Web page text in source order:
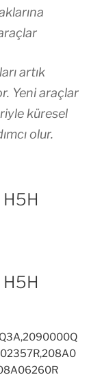
artık
Yeni araçlar
küresel
olur.
H5H
H5H